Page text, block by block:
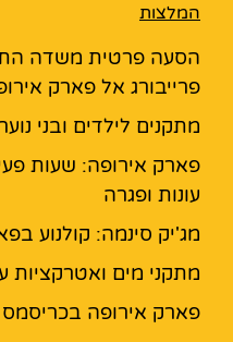
המלצות
הסעה פרטית משדה
פרייבורג אל פארק
מתקנים לילדים ובני
פארק אירופה: שעות
עונות ופגרה
מג'יק סינמה: קולנוע
מתקני מים
פארק אירופה